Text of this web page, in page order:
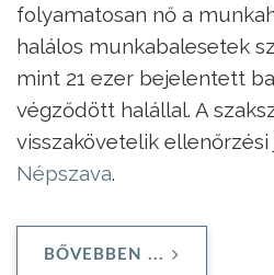
folyamatosan nő a
halálos munkabalesetek
mint 21 ezer bejelentett
végződött halállal. A
visszakövetelik ellenőrzési
Népszava.
BŐVEBBEN ...